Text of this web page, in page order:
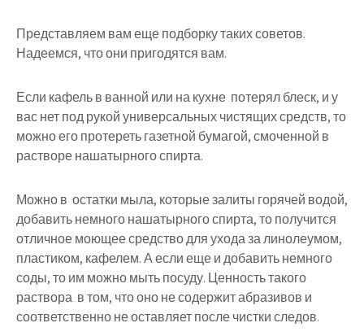
Представляем вам еще подборку таких советов.
Надеемся, что они пригодятся вам.
Если кафель в ванной или на кухне потерял блеск, и у
вас нет под рукой универсальных чистящих средств, то
можно его протереть газетной бумагой, смоченной в
растворе нашатырного спирта.
Можно в остатки мыла, которые залиты горячей водой,
добавить немного нашатырного спирта, то получится
отличное моющее средство для ухода за линолеумом,
пластиком, кафелем. А если еще и добавить немного
соды, то им можно мыть посуду. Ценность такого
раствора в том, что оно не содержит абразивов и
соответственно не оставляет после чистки следов.